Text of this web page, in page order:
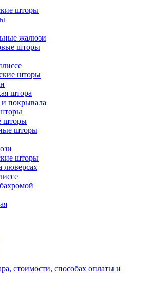
шторы
жалюзи
шторы
шторы
штора
покрывала
шторы
шторы
шторы
стоимости, способах оплаты и